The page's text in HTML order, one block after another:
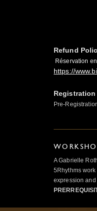
Refund
Réservation
https://
Pre-
A Gabrielle
5Rhythms
expression